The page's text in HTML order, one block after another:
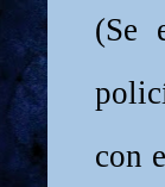
(Se
con